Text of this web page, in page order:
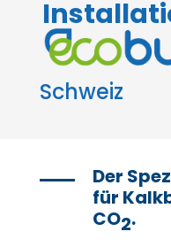
Schweiz
Der
für
CO2.